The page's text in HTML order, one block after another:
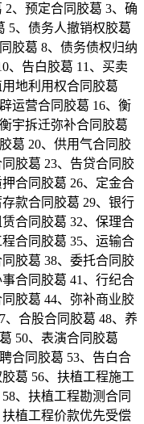
、预定合同胶葛 3、确
5、债务人撤销权胶葛
胶葛 8、债务债权归纳
、告白胶葛 11、买卖
地利用权合同胶葛
运营合同胶葛 16、衡
宇拆迁弥补合同胶葛
葛 20、供用气合同胶
胶葛 23、告贷合同胶
合同胶葛 26、定金合
款合同胶葛 29、银行
合同胶葛 32、保理合
合同胶葛 35、运输合
胶葛 38、委托合同胶
合同胶葛 41、行纪合
胶葛 44、弥补商业胶
、合股合同胶葛 48、养
50、表演合同胶葛
合同胶葛 53、告白合
葛 56、扶植工程施工
、扶植工程勘测合同
植工程价款优先受偿